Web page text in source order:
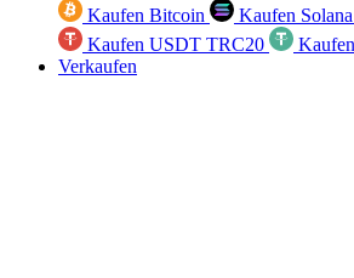
Kaufen Bitcoin Kaufen Solana
Kaufen USDT TRC20
Verkaufen